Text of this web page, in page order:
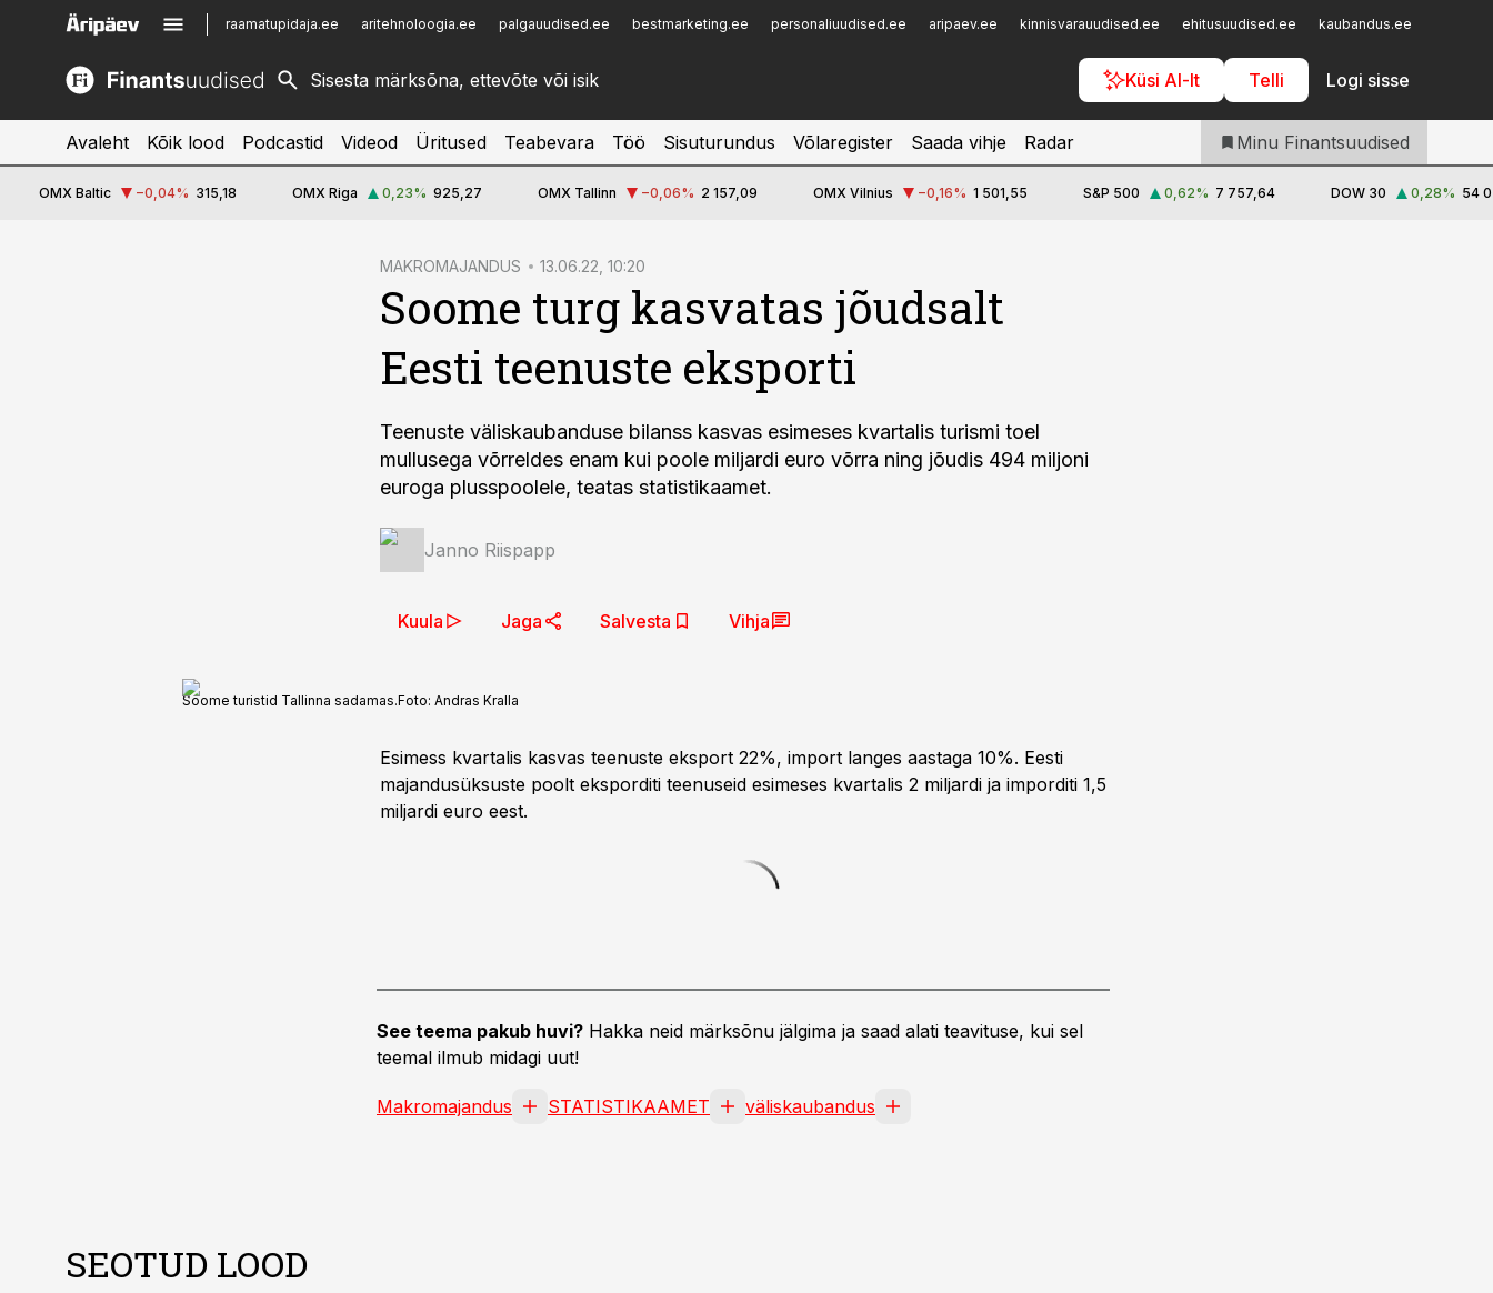
raamatupidaja.ee aritehnoloogia.ee palgauudised.ee bestmarketing.ee personaliuudised.ee aripaev.ee kinnisvarauudised.ee ehitusuudised.ee kaubandus.ee
Küsi AI-lt Telli Logi sisse
kinnisvarauudised.ee
logistikauudised.ee
imelineajalugu.ee
Infopank
Iseteenindus
Telli Finantsuudised
Avaleht Kõik lood Podcastid Videod Üritused Teabevara Töö Sisuturundus Võlaregister Saada vihje Radar Minu Finantsuudised
OMX Baltic −0,04% 315,18 OMX Riga 0,23% 925,27 OMX Tallinn −0,06% 2 157,09 OMX Vilnius −0,16% 1 501,55 S&P 500 0,62% 7 757,64 DOW 30 0,28% 54
MAKROMAJANDUS 13.06.22, 10:20
Soome turg kasvatas jõudsalt
Eesti teenuste eksporti
Teenuste väliskaubanduse bilanss kasvas esimeses kvartalis turismi toel
mullusega võrreldes enam kui poole miljardi euro võrra ning jõudis 494 miljoni
euroga plusspoolele, teatas statistikaamet.
Janno Riispapp
Kuula Jaga Salvesta Vihja
Soome turistid Tallinna sadamas.Foto: Andras Kralla
Esimess kvartalis kasvas teenuste eksport 22%, import langes aastaga 10%. Eesti
majandusüksuste poolt eksporditi teenuseid esimeses kvartalis 2 miljardi ja imporditi 1,5
miljardi euro eest.
See teema pakub huvi? Hakka neid märksõnu jälgima ja saad alati teavituse, kui sel
teemal ilmub midagi uut!
Makromajandus STATISTIKAAMET väliskaubandus
SEOTUD LOOD